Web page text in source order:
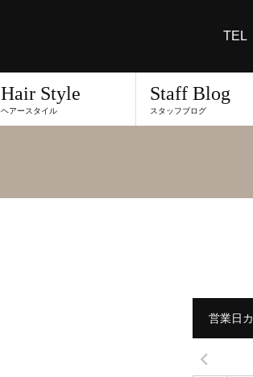
TEL
Hair Style
ヘアースタイル
Staff Blog
スタッフブログ
営業日